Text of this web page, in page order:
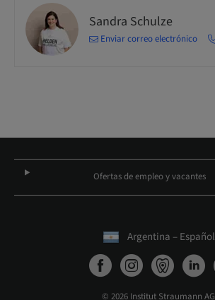
Sandra Schulze
Enviar correo electrónico
Ofertas de empleo y vacantes
Argentina – Español
© 2026 Institut Straumann AG